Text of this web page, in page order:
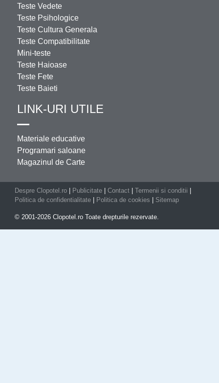
Teste Vedete
Teste Psihologice
Teste Cultura Generala
Teste Compatibilitate
Mini-teste
Teste Haioase
Teste Fete
Teste Baieti
LINK-URI UTILE
Materiale educative
Programari saloane
Magazinul de Carte
Despre Clopotel.ro Publicitate Contact Termenii si conditii
Politica de confidentialitate
Politica de cookies Sitemap
© 2001-2026 Clopotel.ro Toate drepturile rezervate.